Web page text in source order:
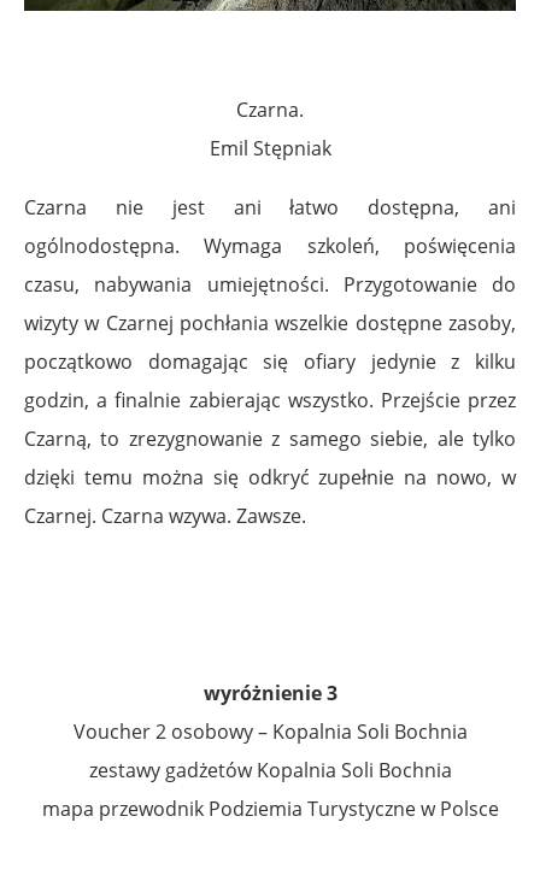
Czarna.
Emil Stępniak
Czarna nie jest ani łatwo dostępna, ani
ogólnodostępna. Wymaga szkoleń, poświęcenia
czasu, nabywania umiejętności. Przygotowanie do
wizyty w Czarnej pochłania wszelkie dostępne zasoby,
początkowo domagając się ofiary jedynie z kilku
godzin, a finalnie zabierając wszystko. Przejście przez
Czarną, to zrezygnowanie z samego siebie, ale tylko
dzięki temu można się odkryć zupełnie na nowo, w
Czarnej. Czarna wzywa. Zawsze.
wyróżnienie 3
Voucher 2 osobowy – Kopalnia Soli Bochnia
zestawy gadżetów Kopalnia Soli Bochnia
mapa przewodnik Podziemia Turystyczne w Polsce